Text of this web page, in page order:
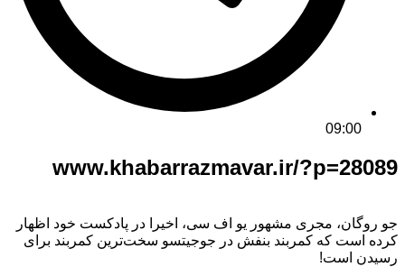
09:00
www.khabarrazmavar.ir/?p=28089
جو روگان، مجری مشهور یو اف سی، اخیرا در پادکست خود اظهار
کرده است که کمربند بنفش در جوجیتسو سخت‌ترین کمربند برای
رسیدن است!